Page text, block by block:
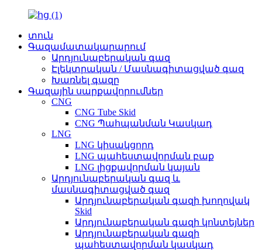
տուն
Գազամատակարարում
Արդյունաբերական գազ
Էլեկտրական / Մասնագիտացված գազ
Խառնել գազը
Գազային սարքավորումներ
CNG
CNG Tube Skid
CNG Պահպանման Կասկադ
LNG
LNG կիսակցորդ
LNG պահեստավորման բաք
LNG լիցքավորման կայան
Արդյունաբերական գազ և
մասնագիտացված գազ
Արդյունաբերական գազի խողովակ
Skid
Արդյունաբերական գազի կոնտեյներ
Արդյունաբերական գազի
պահեստավորման կասկադ